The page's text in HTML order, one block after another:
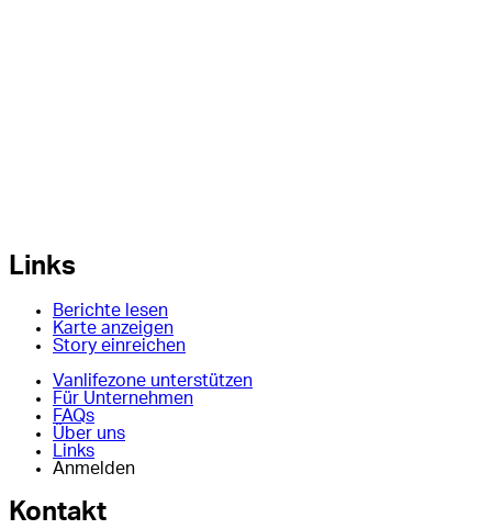
Links
Berichte lesen
Karte anzeigen
Story einreichen
Vanlifezone unterstützen
Für Unternehmen
FAQs
Über uns
Links
Anmelden
Kontakt